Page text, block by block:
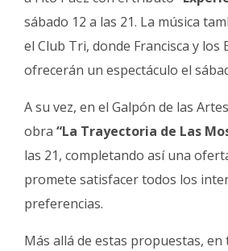
sábado 12 a las 21. La música
el Club Tri, donde Francisca y los
ofrecerán un espectáculo el
A su vez, en el Galpón de las
obra “La Trayectoria de Las
las 21, completando así una
promete satisfacer todos los
preferencias.
Más allá de estas propuestas, en